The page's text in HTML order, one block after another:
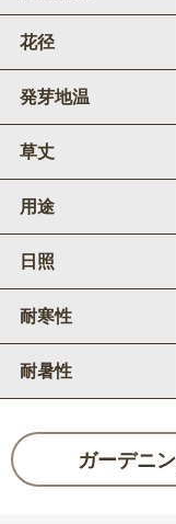
花径
発芽地温
草丈
用途
日照
耐寒性
耐暑性
ガーデニ